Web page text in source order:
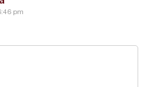
pm